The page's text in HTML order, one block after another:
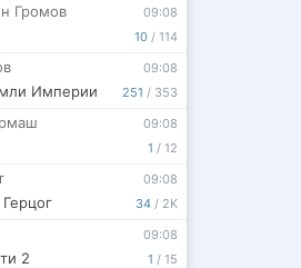
10 / 114
09:08
Громов
251 / 353
09:08
Империи
1 / 12
09:08
34 / 2K
09:08
1 / 15
09:08
2